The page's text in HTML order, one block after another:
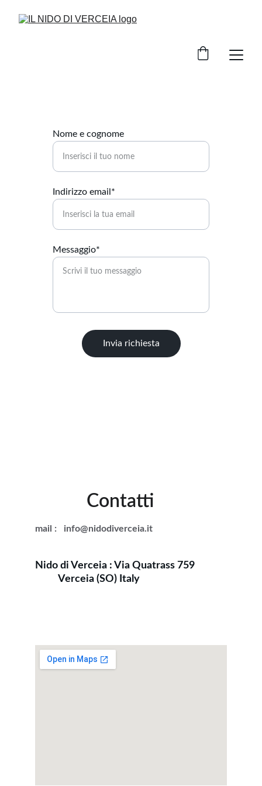
Nome e cognome
Indirizzo email*
Messaggio*
Invia richiesta
           Contatti
mail :   info@nidodiverceia.it
Nido di Verceia : Via Quatrass 759
          Verceia (SO) Italy